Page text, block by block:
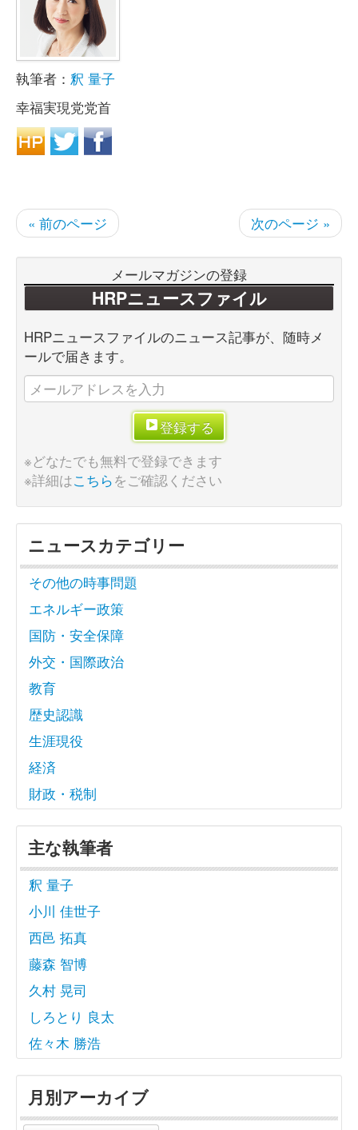
執筆者： 釈 量子
幸福実現党党首
« 前のページ 次のページ »
メールマガジンの登録
HRPニュースファイル
HRPニュースファイルのニュース記事が、随時メ
ールで届きます。
登録する
※どなたでも無料で登録できます
※詳細はこちらをご確認ください
ニュースカテゴリー
その他の時事問題
エネルギー政策
国防・安全保障
外交・国際政治
教育
歴史認識
生涯現役
経済
財政・税制
主な執筆者
釈 量子
小川 佳世子
西邑 拓真
藤森 智博
久村 晃司
しろとり 良太
佐々木 勝浩
月別アーカイブ